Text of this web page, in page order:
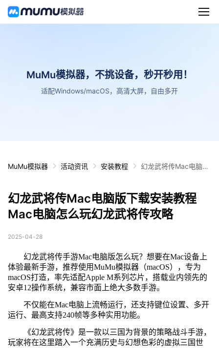
MuMu模拟器，不挑设备，秒开秒用！
适配Windows/macOS，高清大屏，自由多开
MuMu模拟器 活动资讯 安装教程
幻龙武将传Mac电脑版
幻龙武将传Mac电脑版下载安装教程
Mac电脑怎么玩幻龙武将传攻略
2025-04-28
幻龙武将传手游Mac电脑版怎么玩？想要在Mac设备上
体验最新手游，推荐使用MuMu模拟器（macOS），专为
macOS打造，率先适配Apple M系列芯片，搭载业内领先的
安卓12操作系统，兼容市面上绝大多数手游。
不仅能在Mac电脑上流畅运行，还支持键位设置、多开
运行、最高支持240帧等多种实用功能。
《幻龙武将传》是一款以三国为背景的策略战斗手游，
玩家将在这里踏入一个充满历史与幻想色彩的虚拟三国世